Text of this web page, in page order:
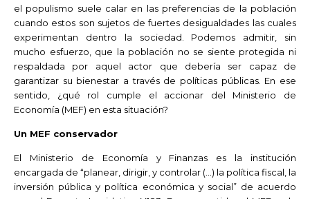
el populismo suele calar en las preferencias de la población
cuando estos son sujetos de fuertes desigualdades las cuales
experimentan dentro la sociedad. Podemos admitir, sin
mucho esfuerzo, que la población no se siente protegida ni
respaldada por aquel actor que debería ser capaz de
garantizar su bienestar a través de políticas públicas. En ese
sentido, ¿qué rol cumple el accionar del Ministerio de
Economía (MEF) en esta situación?
Un MEF conservador
El Ministerio de Economía y Finanzas es la institución
encargada de “planear, dirigir, y controlar (…) la política fiscal, la
inversión pública y política económica y social” de acuerdo